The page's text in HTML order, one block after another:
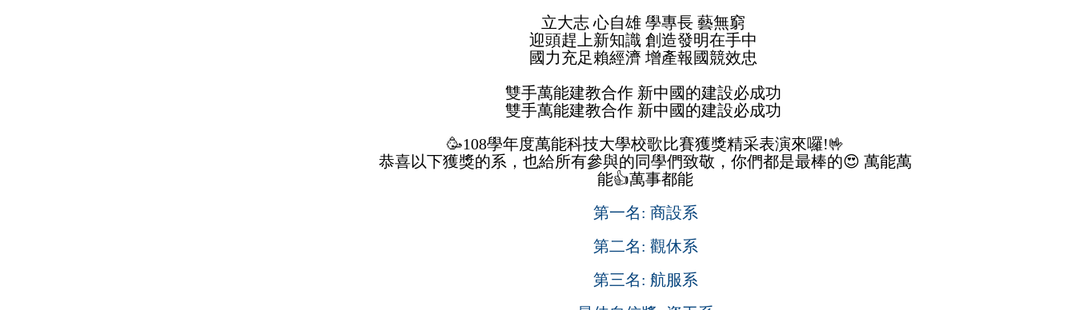
立大志 心自雄 學專長 藝無窮
迎頭趕上新知識 創造發明在手中
國力充足賴經濟 增產報國競效忠
雙手萬能建教合作 新中國的建設必成功
雙手萬能建教合作 新中國的建設必成功
🥳108學年度萬能科技大學校歌比賽獲獎精采表演來囉!🤟
恭喜以下獲獎的系，也給所有參與的同學們致敬，你們都是最棒的😍 萬能萬
能👍萬事都能
第一名: 商設系
第二名: 觀休系
第三名: 航服系